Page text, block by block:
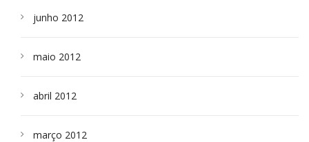
junho 2012
maio 2012
abril 2012
março 2012